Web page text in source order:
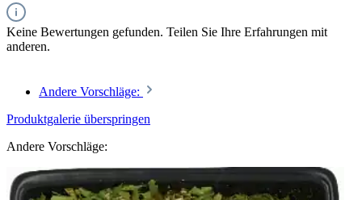
Keine Bewertungen gefunden. Teilen Sie Ihre Erfahrungen mit
anderen.
Andere Vorschläge:
Produktgalerie überspringen
Andere Vorschläge: